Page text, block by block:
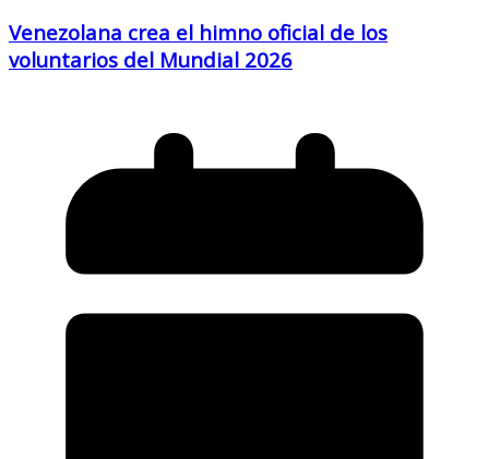
Venezolana crea el himno oficial de los
voluntarios del Mundial 2026